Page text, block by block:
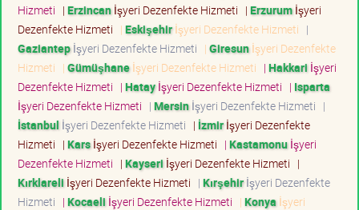
Hizmeti | Erzincanİşyeri Dezenfekte Hizmeti | Erzurumİşyeri
Dezenfekte Hizmeti | Eskişehirİşyeri Dezenfekte Hizmeti |
Gaziantepİşyeri Dezenfekte Hizmeti | Giresunİşyeri Dezenfekte
Hizmeti | Gümüşhaneİşyeri Dezenfekte Hizmeti | Hakkari İşyeri
Dezenfekte Hizmeti | Hatayİşyeri Dezenfekte Hizmeti | Isparta
İşyeri Dezenfekte Hizmeti | Mersinİşyeri Dezenfekte Hizmeti |
İstanbul İşyeri Dezenfekte Hizmeti | İzmirİşyeri Dezenfekte
Hizmeti | Karsİşyeri Dezenfekte Hizmeti | Kastamonuİşyeri
Dezenfekte Hizmeti | Kayseri İşyeri Dezenfekte Hizmeti |
Kırklareli İşyeri Dezenfekte Hizmeti | Kırşehirİşyeri Dezenfekte
Hizmeti | Kocaeli İşyeri Dezenfekte Hizmeti | Konya İşyeri